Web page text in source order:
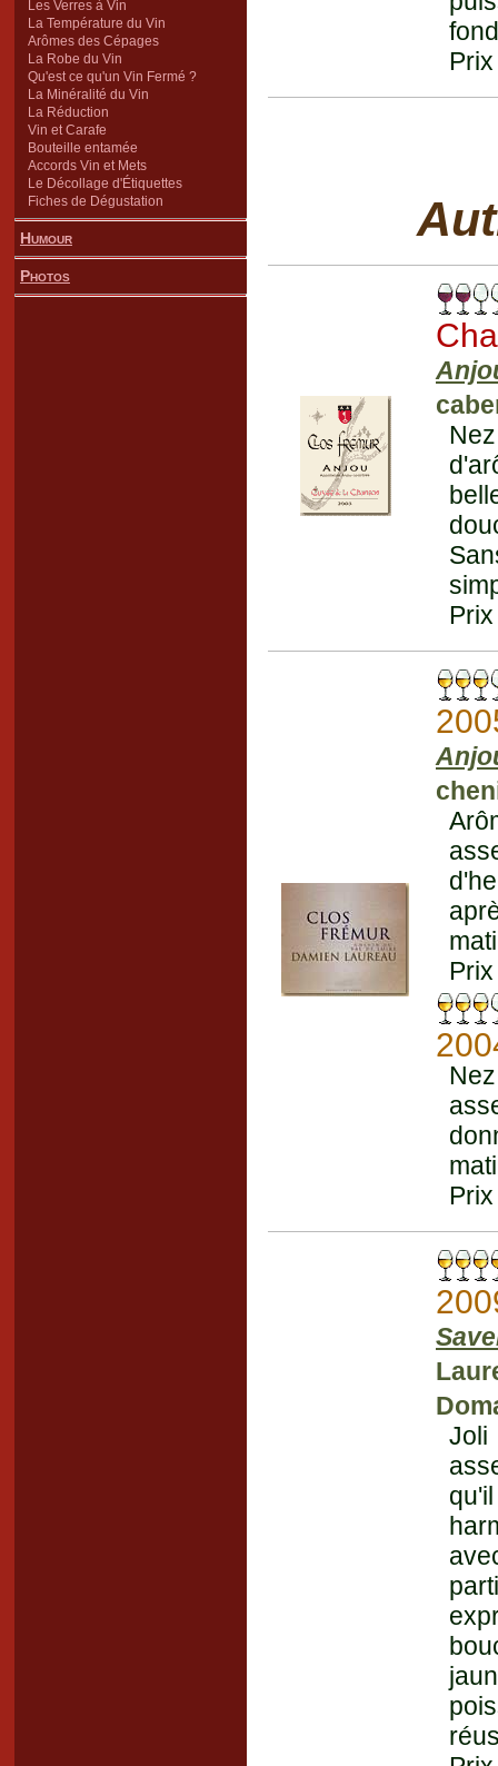
Les Verres à Vin
La Température du Vin
Arômes des Cépages
La Robe du Vin
Qu'est ce qu'un Vin Fermé ?
La Minéralité du Vin
La Réduction
Vin et Carafe
Bouteille entamée
Accords Vin et Mets
Le Décollage d'Étiquettes
Fiches de Dégustation
Humour
Photos
Joli